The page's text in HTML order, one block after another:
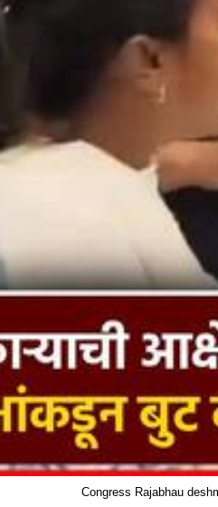
Congress Rajabhau